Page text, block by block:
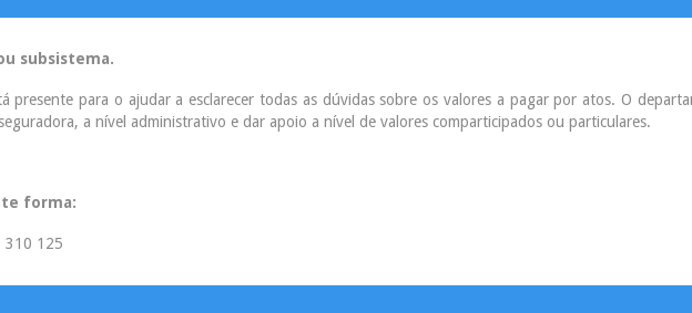
subsistema.
presente para o ajudar a esclarecer todas as dúvidas sobre os valores a pagar por atos. O
a nível administrativo e dar apoio a nível de valores comparticipados ou particulares.
forma:
310 125